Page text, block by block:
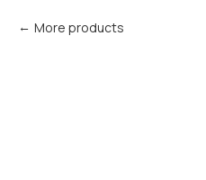
More products